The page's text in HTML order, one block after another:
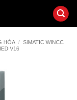
HÓA / SIMATIC WINCC
V16